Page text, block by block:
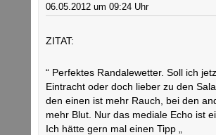
06.05.2012 um 09:24 Uhr
ZITAT:
“ Perfektes Randalewetter. Soll ich
Eintracht oder doch lieber zu den
den einen ist mehr Rauch, bei den
mehr Blut. Nur das mediale Echo ist
Ich hätte gern mal einen Tipp „